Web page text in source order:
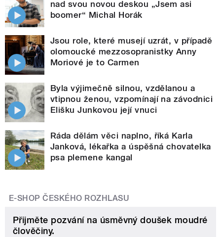
nad svou novou deskou „Jsem asi
boomer“ Michal Horák
Jsou role, které musejí uzrát, v případě
olomoucké mezzosopranistky Anny
Moriové je to Carmen
Byla výjimečně silnou, vzdělanou a
vtipnou ženou, vzpomínají na závodnici
Elišku Junkovou její vnuci
Ráda dělám věci naplno, říká Karla
Janková, lékařka a úspěšná chovatelka
psa plemene kangal
E-SHOP ČESKÉHO ROZHLASU
Přijměte pozvání na úsměvný doušek moudré
člověčiny.